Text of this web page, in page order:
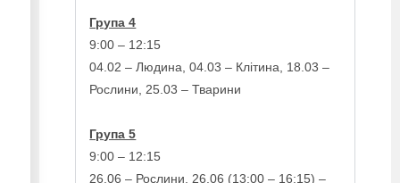
Група 4
9:00 – 12:15
04.02 – Людина, 04.03 – Клітина, 18.03 –
Рослини, 25.03 – Тварини
Група 5
9:00 – 12:15
26.06 – Рослини, 26.06 (13:00 – 16:15) –